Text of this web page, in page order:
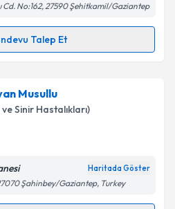
işlenmesine ilişkinAydınlatma
ve kişisel verilerimin belirtilen
kabul ediyorum.
Talebini Gönder
Cd. No:162, 27590 Şehitkamil/Gaziantep
Talep Et
Talebi
için randevu takvimi
uzmandan randevu almanız
e-posta ile
Musullu
Sinir Hastalıkları)
Haritada Göster
Şahinbey/Gaziantep, Turkey